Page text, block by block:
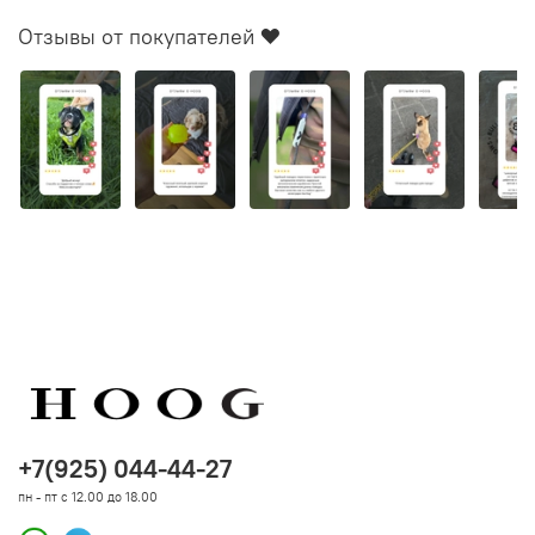
Отзывы от покупателей ❤️
+7(925) 044-44-27
пн - пт с 12.00 до 18.00